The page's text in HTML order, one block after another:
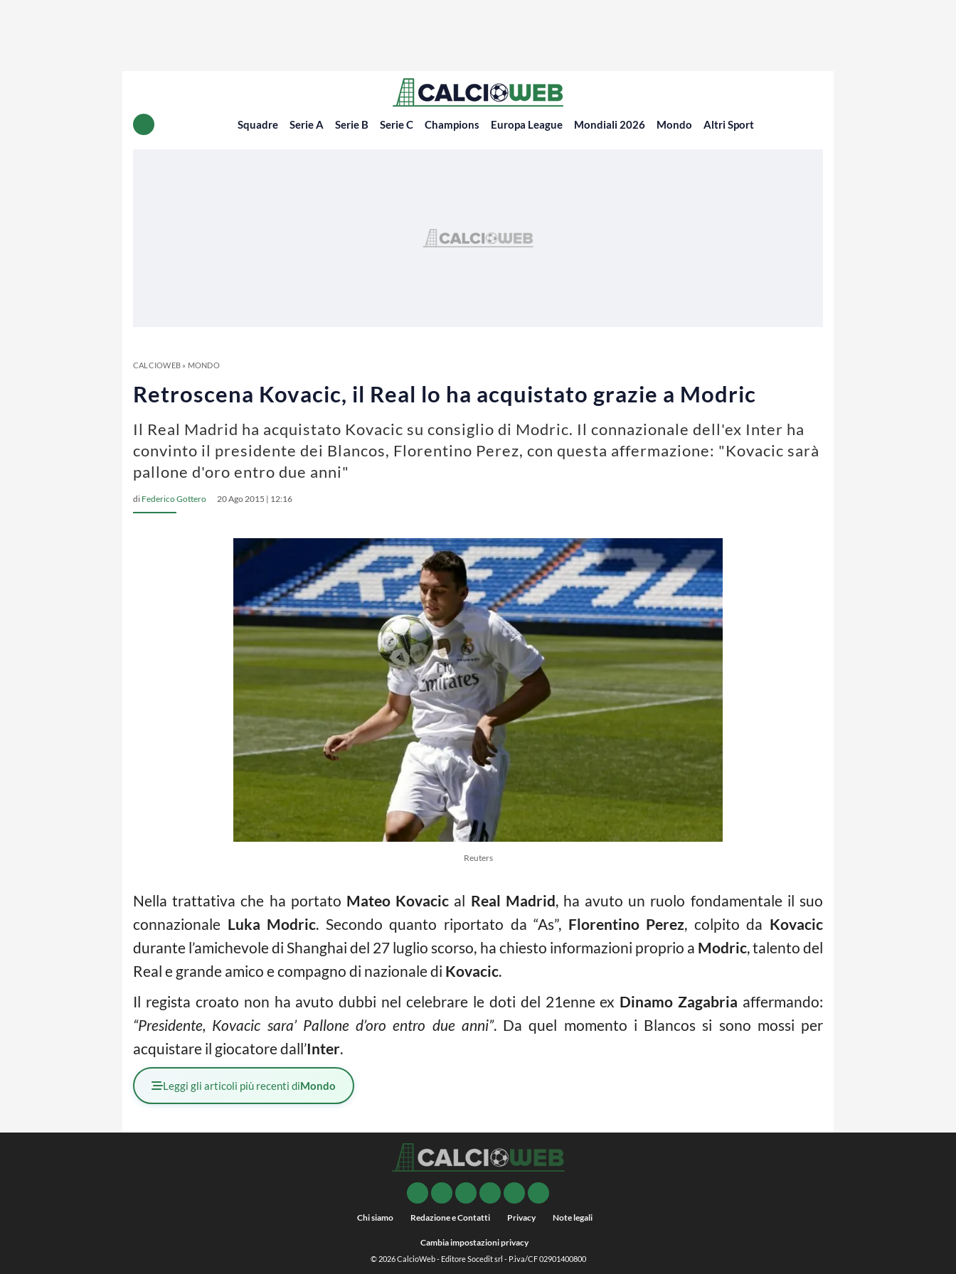
Squadre Serie A Serie B Serie C Champions Europa League Mondiali 2026 Mondo Altri Sport
CALCIOWEB» MONDO
Retroscena Kovacic, il Real lo ha acquistato grazie a Modric
Il Real Madrid ha acquistato Kovacic su consiglio di Modric. Il connazionale dell'ex Inter ha
convinto il presidente dei Blancos, Florentino Perez, con questa affermazione: "Kovacic sarà
pallone d'oro entro due anni"
di Federico Gottero 20 Ago 2015 | 12:16
Reuters
Nella trattativa che ha portato Mateo Kovacic al Real Madrid, ha avuto un ruolo fondamentale il suo
connazionale Luka Modric. Secondo quanto riportato da “As”, Florentino Perez, colpito da Kovacic
durante l’amichevole di Shanghai del 27 luglio scorso, ha chiesto informazioni proprio a Modric, talento del
Real e grande amico e compagno di nazionale di Kovacic.
Il regista croato non ha avuto dubbi nel celebrare le doti del 21enne ex Dinamo Zagabria affermando:
“Presidente, Kovacic sara’ Pallone d’oro entro due anni”. Da quel momento i Blancos si sono mossi per
acquistare il giocatore dall’Inter.
Leggi gli articoli più recenti diMondo
Chi siamo Redazione e Contatti Privacy Note legali
Cambia impostazioni privacy
© 2026CalcioWeb- Editore Socedit srl - P.iva/CF 02901400800